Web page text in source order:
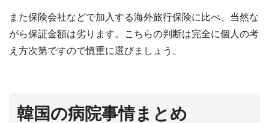
また保険会社などで加入する海外旅行保険に比べ、当然な
がら保証金額は劣ります。こちらの判断は完全に個人の考
え方次第ですので慎重に選びましょう。
韓国の病院事情まとめ